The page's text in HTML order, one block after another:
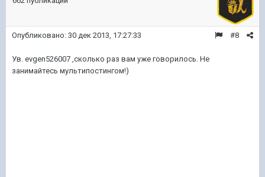
#8
Опубликовано: 30 дек 2013, 17:27:33
Ув. evgen526007 ,сколько раз вам уже говорилось. Не
занимайтесь мультипостингом!)